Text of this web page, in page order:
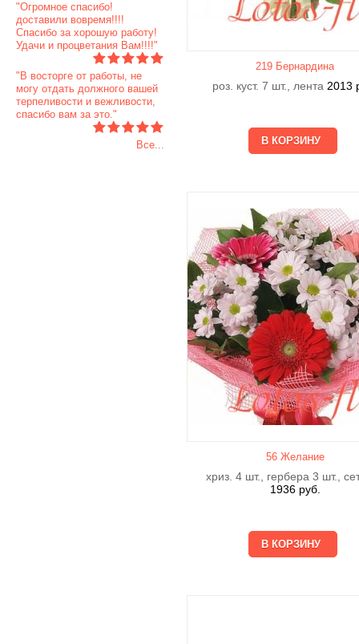
"Огромное спасибо!
доставили вовремя!!!!
Спасибо за хорошую работу!
Удачи и процветания Вам!!!!"
"В восторге от работы, не
могу отдать должного вашей
терпеливости и вежливости,
спасибо вам за это."
Все...
219 Бернардина
роз. куст. 7 шт., лента 2013
56 Желание
хриз. 4 шт., гербера 3 шт.,
1936 руб.